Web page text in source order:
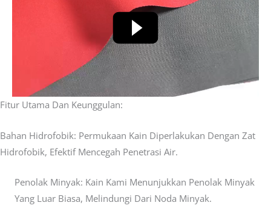
Fitur Utama Dan Keunggulan:
Bahan Hidrofobik: Permukaan Kain Diperlakukan Dengan Zat
Hidrofobik, Efektif Mencegah Penetrasi Air.
Penolak Minyak: Kain Kami Menunjukkan Penolak Minyak
Yang Luar Biasa, Melindungi Dari Noda Minyak.